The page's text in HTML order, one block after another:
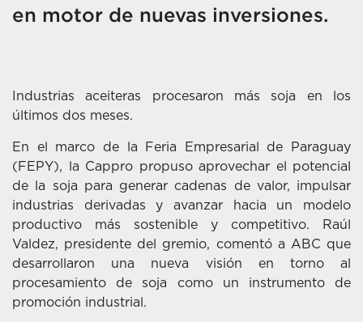
en motor de nuevas inversiones.
Industrias aceiteras procesaron más soja en los
últimos dos meses.
En el marco de la Feria Empresarial de Paraguay
(FEPY), la Cappro propuso aprovechar el potencial
de la soja para generar cadenas de valor, impulsar
industrias derivadas y avanzar hacia un modelo
productivo más sostenible y competitivo. Raúl
Valdez, presidente del gremio, comentó a ABC que
desarrollaron una nueva visión en torno al
procesamiento de soja como un instrumento de
promoción industrial.